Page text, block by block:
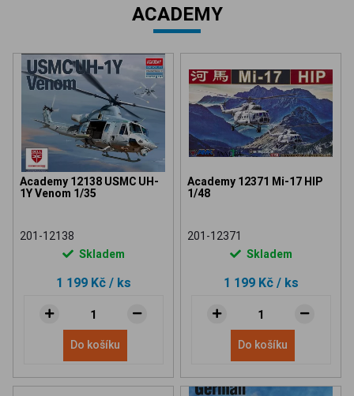
ACADEMY
Academy 12138 USMC UH-
1Y Venom 1/35
201-12138
Skladem
1 199 Kč / ks
Do košíku
Academy 12371 Mi-17 HIP
1/48
201-12371
Skladem
1 199 Kč / ks
Do košíku